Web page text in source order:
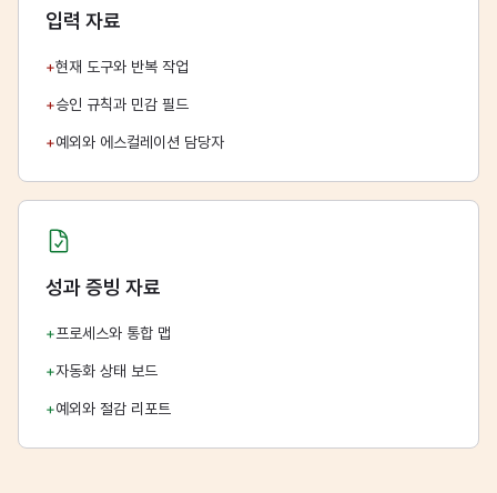
입력 자료
+현재 도구와 반복 작업
+승인 규칙과 민감 필드
+예외와 에스컬레이션 담당자
성과 증빙 자료
+프로세스와 통합 맵
+자동화 상태 보드
+예외와 절감 리포트